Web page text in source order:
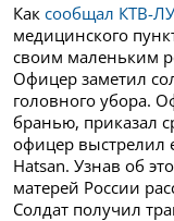
Как сообщал КТВ-
медицинского
своим маленьким
Офицер заметил
головного убора.
бранью, приказал
офицер выстрелил
Hatsan. Узнав об
матерей России
Солдат получил